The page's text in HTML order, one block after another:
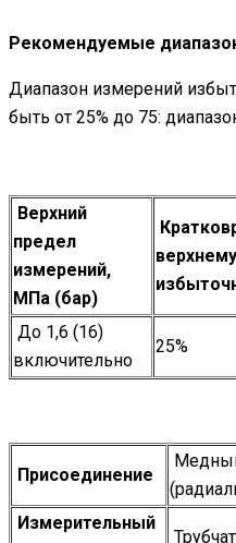
Рекомендуемые
Диапазон измерений
быть от 25% до 75:
Верхний
предел
измерений,
МПа (бар)
До 1,6 (16)
включительно
25%
Присоединение
Измерительный